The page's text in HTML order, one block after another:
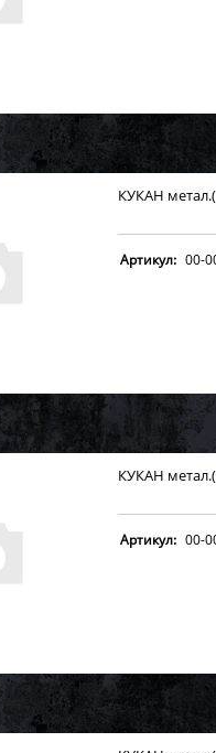
КУКАН
Артикул: 00-
КУКАН
Артикул: 00-